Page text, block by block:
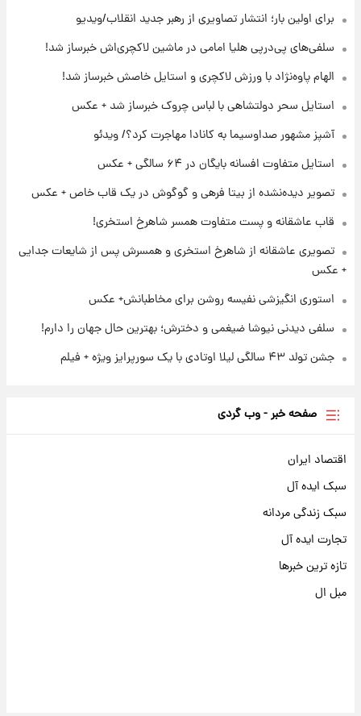
۲۳ ساعت پیش
لحظه برخورد رعد و برق به ساختمان مرکز تجارت
جهانی در آمریکا + فیلم
برای اولین بار؛ انتشار تصاویری از رهبر جدید
۱ روز پیش
برای اولین بار؛ انتشار تصاویری از رهبر جدید انقلاب/ویدیو
سلفی‌های پی‌درپی هلیا امامی در ماشین لاکچری‌اش خبرساز شد!
الهام پاوه‌نژاد با ورزش لاکچری و استایل خاصش خبرساز شد!
استایل سحر دولتشاهی با لباس چروک خبرساز شد + عکس
آشپز مشهور صداوسیما به کانادا مهاجرت کرد؟/ ویدئو
استایل متفاوت افسانه بایگان در ۶۴ سالگی + عکس
تصویر دیده‌نشده از بیتا فرهی و گوگوش در یک قاب خاص + عکس
قاب عاشقانه و پست متفاوت همسر شاهرخ استخری!
تصویری عاشقانه از شاهرخ استخری و همسرش پس از شایعات جدایی
+ عکس
استوری انگیزشی نفیسه روشن برای مخاطبانش+ عکس
سلفی دیدنی نیوشا ضیغمی و دخترش؛ بهترین حال جهان را دارم!
جشن تولد ۴۳ سالگی لیلا اوتادی با یک سورپرایز ویژه + فیلم
صفحه خبر - وب گردی
اقتصاد ایران
سبک ایده آل
سبک زندگی مردانه
تجارت ایده آل
تازه ترین خبرها
مبل ال